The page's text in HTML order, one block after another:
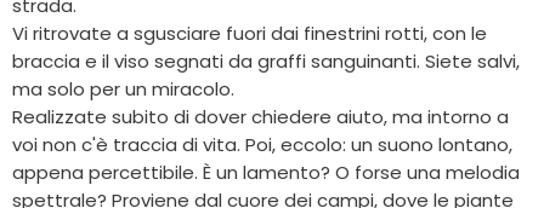
Vi ritrovate a sgusciare fuori dai finestrini rotti, con le
braccia e il viso segnati da graffi sanguinanti. Siete salvi,
ma solo per un miracolo.
Realizzate subito di dover chiedere aiuto, ma intorno a
voi non c'è traccia di vita. Poi, eccolo: un suono lontano,
appena percettibile. È un lamento? O forse una melodia
spettrale? Proviene dal cuore dei campi, dove le piante